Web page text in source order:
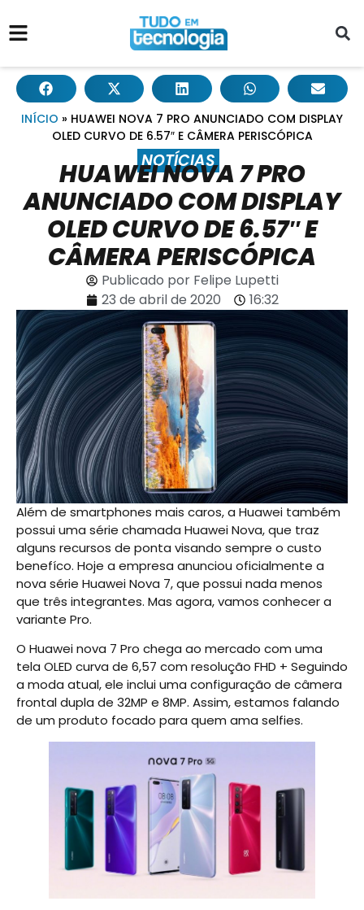
INÍCIO » HUAWEI NOVA 7 PRO ANUNCIADO COM DISPLAY
OLED CURVO DE 6.57″ E CÂMERA PERISCÓPICA
NOTÍCIAS
HUAWEI NOVA 7 PRO
ANUNCIADO COM DISPLAY
OLED CURVO DE 6.57″ E
CÂMERA PERISCÓPICA
Publicado porFelipe Lupetti
23 de abril de 2020
16:32
Além de smartphones mais caros, a Huawei também
possui uma série chamada Huawei Nova, que traz
alguns recursos de ponta visando sempre o custo
benefíco. Hoje a empresa anunciou oficialmente a
nova série Huawei Nova 7, que possui nada menos
que três integrantes. Mas agora, vamos conhecer a
variante Pro.
O Huawei nova 7 Pro chega ao mercado com uma
tela OLED curva de 6,57 com resolução FHD + Seguindo
a moda atual, ele inclui uma configuração de câmera
frontal dupla de 32MP e 8MP. Assim, estamos falando
de um produto focado para quem ama selfies.